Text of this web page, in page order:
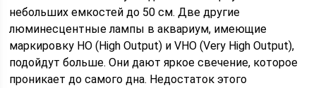
небольших емкостей до 50 см. Две другие
люминесцентные лампы в аквариум, имеющие
маркировку HO (High Output) и VHO (Very High Output),
подойдут больше. Они дают яркое свечение, которое
проникает до самого дна. Недостаток этого